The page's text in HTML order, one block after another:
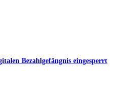
Bezahlgefängnis eingesperrt